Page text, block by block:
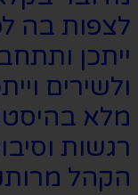
לצפות בה
ייתכן
ולשירים
מלא
רגשות
הקהל